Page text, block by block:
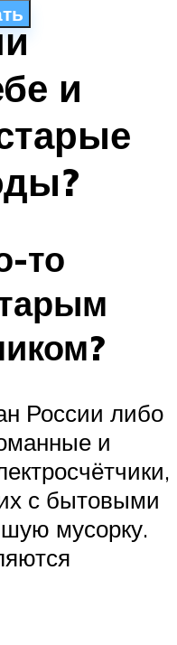
и
то
России либо
и
с бытовыми
мусорку.